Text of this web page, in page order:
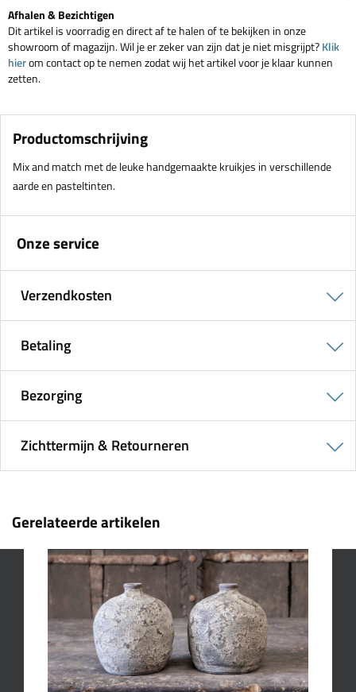
Afhalen & Bezichtigen
Dit artikel is voorradig en direct af te halen of te bekijken in onze
showroom of magazijn. Wil je er zeker van zijn dat je niet misgrijpt?Klik
hierom contact op te nemen zodat wij het artikel voor je klaar kunnen
zetten.
Productomschrijving
Mix and match met de leuke handgemaakte kruikjes in verschillende
aarde en pasteltinten.
Onze service
Verzendkosten
Betaling
Bezorging
Zichttermijn & Retourneren
Gerelateerde artikelen